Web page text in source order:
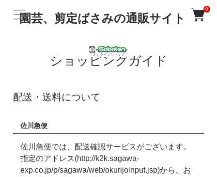
園芸、剪定ばさみの通販サイト
0
ショッピングガイド
配送・送料について
佐川急便
佐川急便では、配送確認サービスがございます。
指定のアドレス(http://k2k.sagawa-
exp.co.jp/p/sagawa/web/okurijoinput.jsp)から、お